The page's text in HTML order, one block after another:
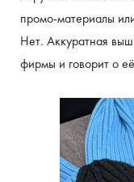
промо-материалы
Нет. Аккуратная
фирмы и говорит о